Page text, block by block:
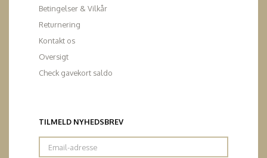
Betingelser & Vilkår
Returnering
Kontakt os
Oversigt
Check gavekort saldo
TILMELD NYHEDSBREV
Email-
adresse